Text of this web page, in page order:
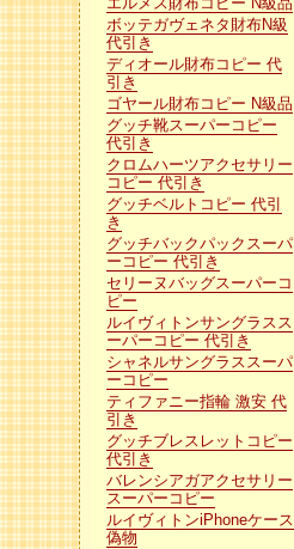
ボッテガヴェネタ財布N級
代引き
ディオール財布コピー 代
引き
ゴヤール財布コピー N級品
グッチ靴スーパーコピー
代引き
クロムハーツアクセサリー
コピー 代引き
グッチベルトコピー 代引
き
グッチバックパックスーパ
ーコピー 代引き
セリーヌバッグスーパーコ
ピー
ルイヴィトンサングラスス
ーパーコピー 代引き
シャネルサングラススーパ
ーコピー
ティファニー指輪 激安 代
引き
グッチブレスレットコピー
代引き
バレンシアガアクセサリー
スーパーコピー
ルイヴィトンiPhoneケース
偽物